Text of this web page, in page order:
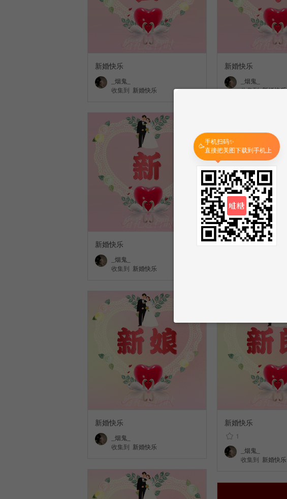
新婚快乐
_烟鬼_
收集到 新婚快乐
新婚快乐
_烟鬼_
收集到新婚快乐
新婚快乐
_烟鬼_
收集到 新婚快乐
新婚快乐
新婚快乐
_烟鬼_
收集到 新婚快乐
新婚快乐
1
_烟鬼_
收集到 新婚快乐
🥳手机扫码✨
直接把美图下载到手机上